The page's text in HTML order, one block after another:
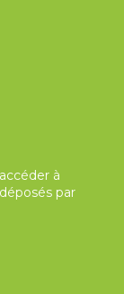
à
par